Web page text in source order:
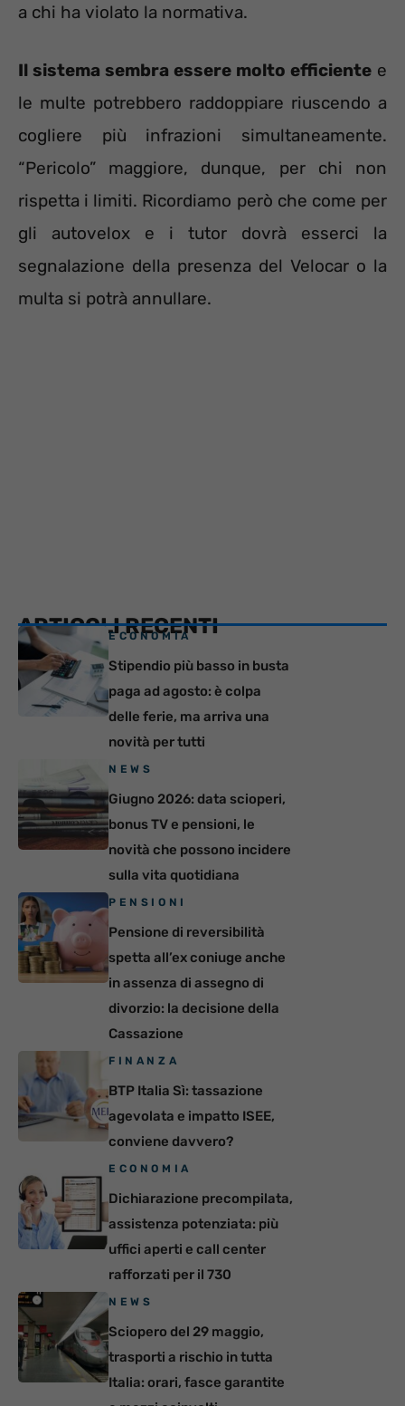
a chi ha violato la normativa.
Il sistema sembra essere molto efficiente e
le multe potrebbero raddoppiare riuscendo a
cogliere più infrazioni simultaneamente.
“Pericolo” maggiore, dunque, per chi non
rispetta i limiti. Ricordiamo però che come per
gli autovelox e i tutor dovrà esserci la
segnalazione della presenza del Velocar o la
multa si potrà annullare.
ARTICOLI RECENTI
ECONOMIA
Stipendio più basso in busta
paga ad agosto: è colpa
delle ferie, ma arriva una
novità per tutti
NEWS
Giugno 2026: data scioperi,
bonus TV e pensioni, le
novità che possono incidere
sulla vita quotidiana
PENSIONI
Pensione di reversibilità
spetta all’ex coniuge anche
in assenza di assegno di
divorzio: la decisione della
Cassazione
FINANZA
BTP Italia Sì: tassazione
agevolata e impatto ISEE,
conviene davvero?
ECONOMIA
Dichiarazione precompilata,
assistenza potenziata: più
uffici aperti e call center
rafforzati per il 730
NEWS
Sciopero del 29 maggio,
trasporti a rischio in tutta
Italia: orari, fasce garantite